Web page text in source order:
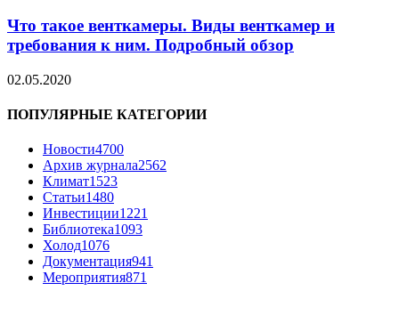
Что такое венткамеры. Виды венткамер и
требования к ним. Подробный обзор
02.05.2020
ПОПУЛЯРНЫЕ КАТЕГОРИИ
Новости4700
Архив журнала2562
Климат1523
Статьи1480
Инвестиции1221
Библиотека1093
Холод1076
Документация941
Мероприятия871